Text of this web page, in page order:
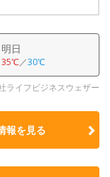
明日
35℃／30℃
ライフビジネスウェザー
報を見る